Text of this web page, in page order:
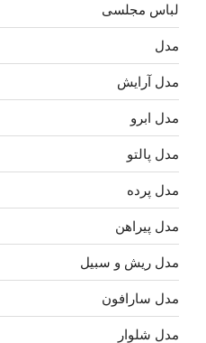
لباس مجلسی
مدل
مدل آرایش
مدل ابرو
مدل پالتو
مدل پرده
مدل پیراهن
مدل ریش و سبیل
مدل سارافون
مدل شلوار